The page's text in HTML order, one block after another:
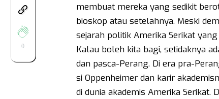
0
membuat mereka yang sedikit
bioskop atau setelahnya. Meski
sejarah politik Amerika Serikat
Kalau boleh kita bagi, setidaknya
dan pasca-Perang. Di era pra-
si Oppenheimer dan karir
di dunia akademis Amerika Serikat.